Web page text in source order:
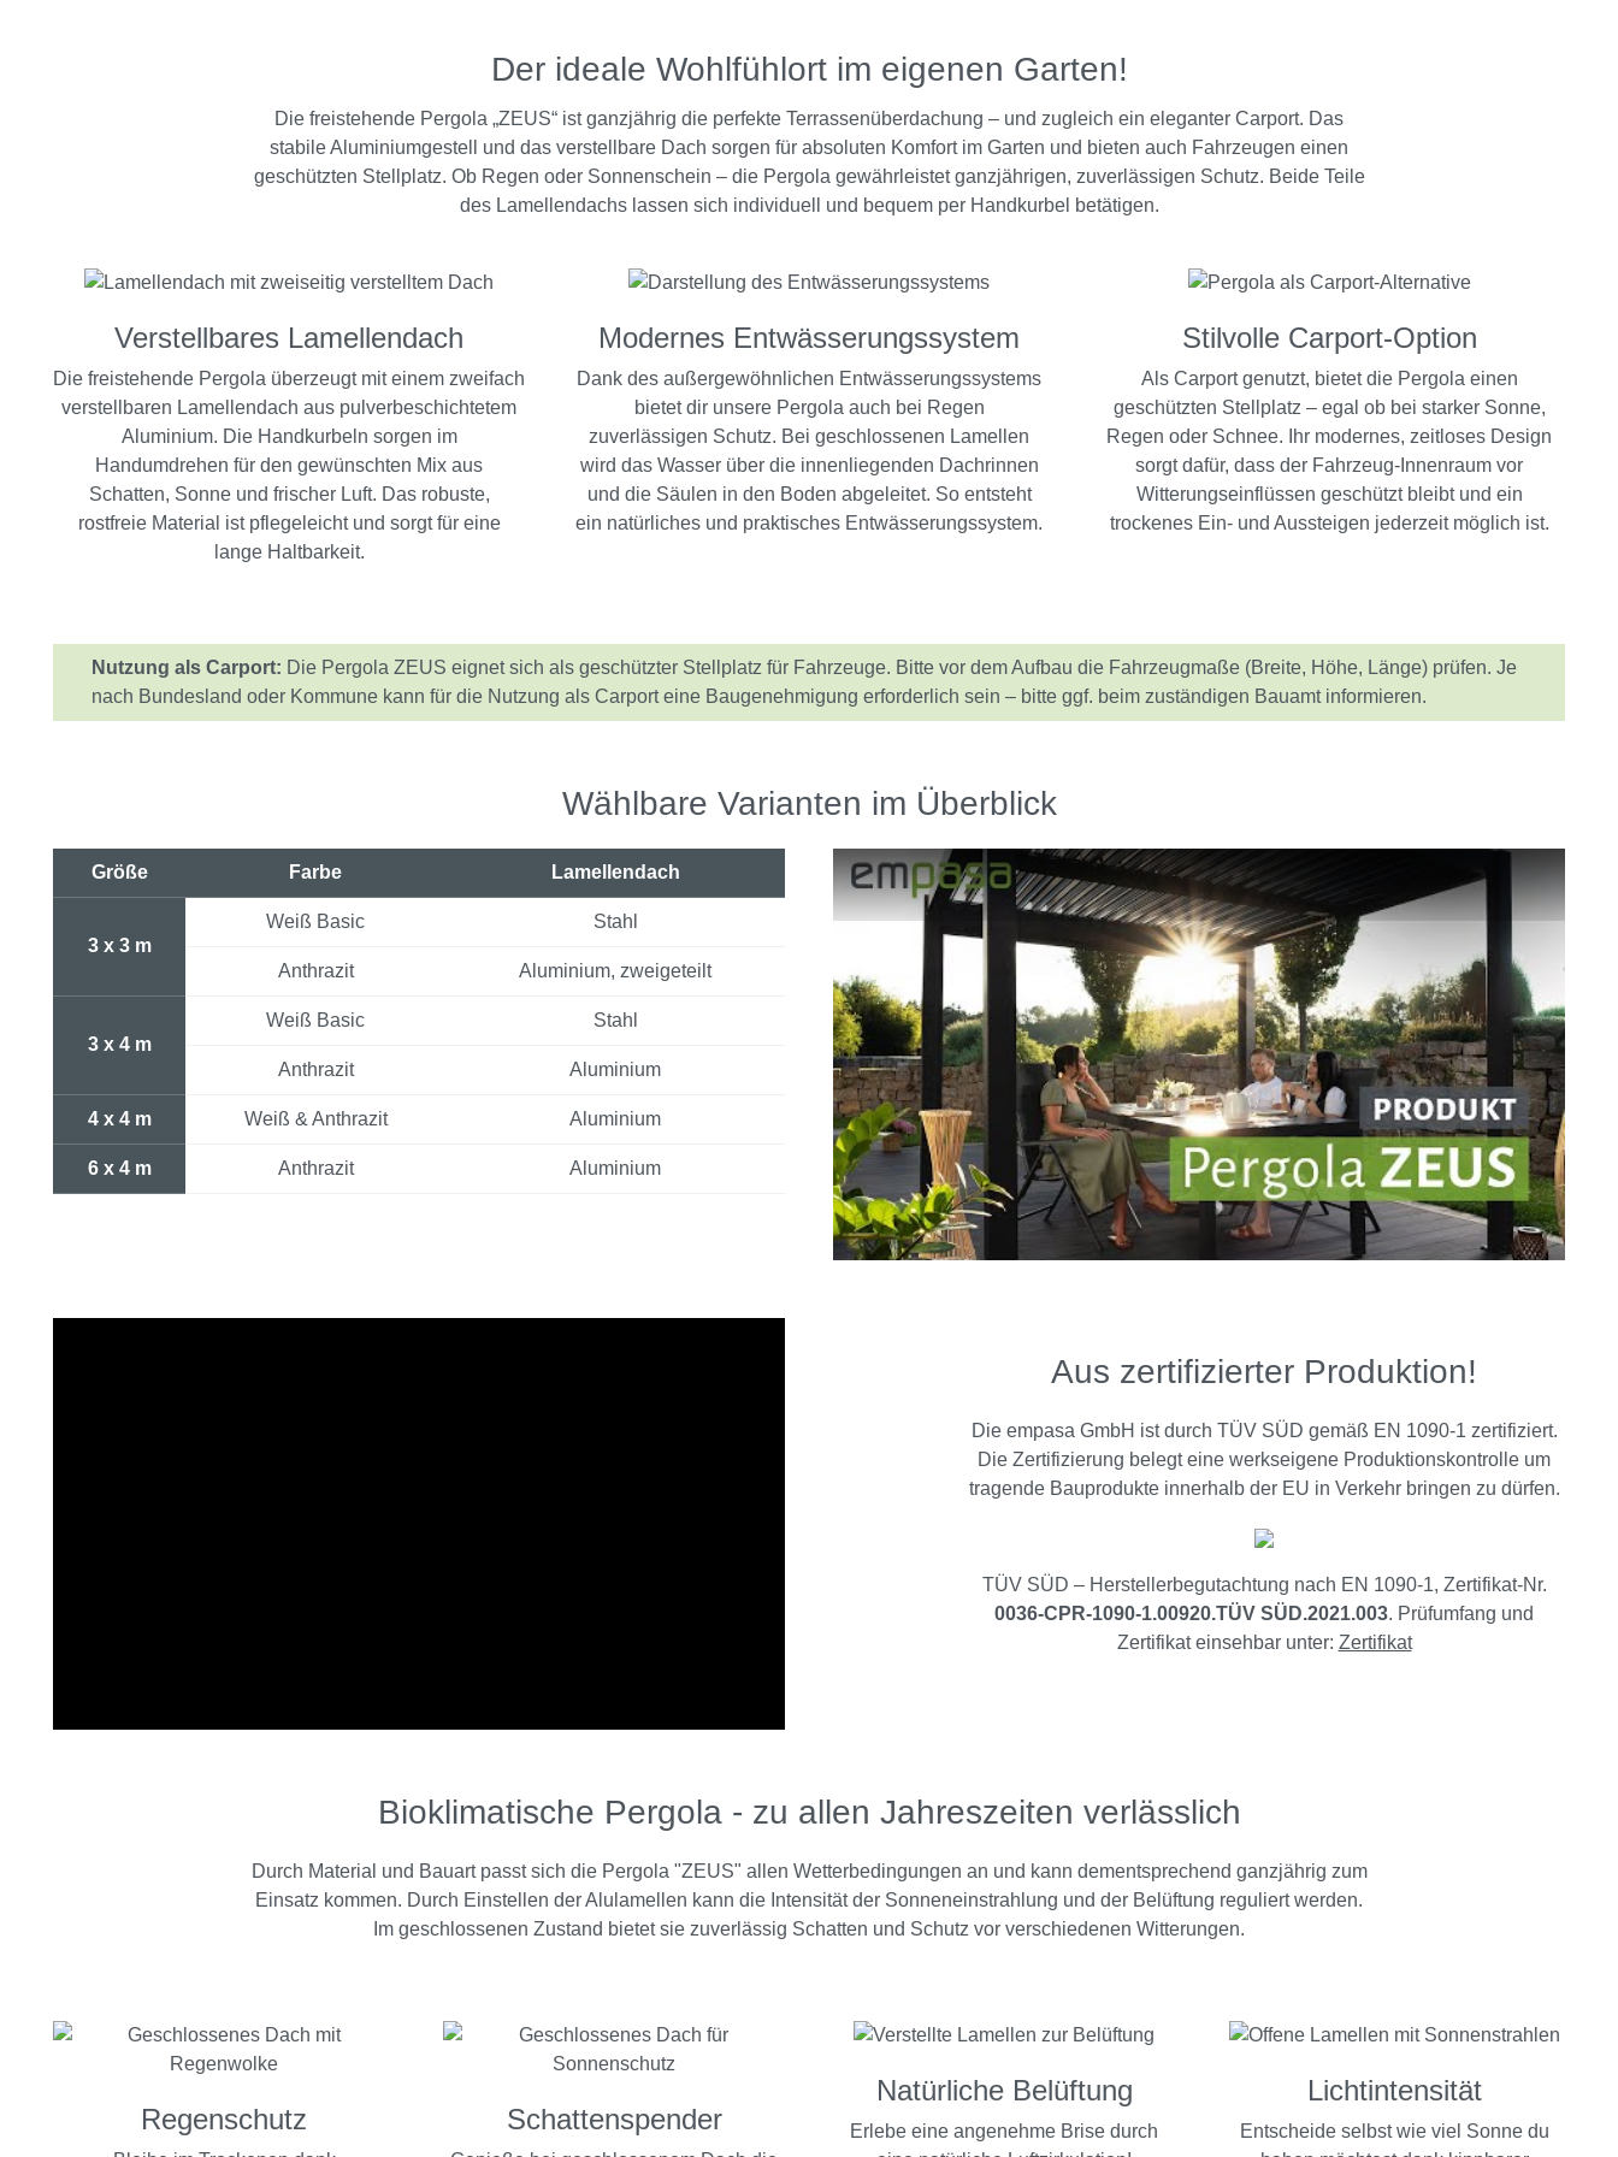
Der ideale Wohlfühlort im eigenen Garten!
Die freistehende Pergola „ZEUS“ ist ganzjährig die perfekte Terrassenüberdachung – und zugleich ein eleganter Carport. Das
stabile Aluminiumgestell und das verstellbare Dach sorgen für absoluten Komfort im Garten und bieten auch Fahrzeugen einen
geschützten Stellplatz. Ob Regen oder Sonnenschein – die Pergola gewährleistet ganzjährigen, zuverlässigen Schutz. Beide Teile
des Lamellendachs lassen sich individuell und bequem per Handkurbel betätigen.
Verstellbares Lamellendach
Die freistehende Pergola überzeugt mit einem zweifach
verstellbaren Lamellendach aus pulverbeschichtetem
Aluminium. Die Handkurbeln sorgen im
Handumdrehen für den gewünschten Mix aus
Schatten, Sonne und frischer Luft. Das robuste,
rostfreie Material ist pflegeleicht und sorgt für eine
lange Haltbarkeit.
Modernes Entwässerungssystem
Dank des außergewöhnlichen Entwässerungssystems
bietet dir unsere Pergola auch bei Regen
zuverlässigen Schutz. Bei geschlossenen Lamellen
wird das Wasser über die innenliegenden Dachrinnen
und die Säulen in den Boden abgeleitet. So entsteht
ein natürliches und praktisches Entwässerungssystem.
Stilvolle Carport-Option
Als Carport genutzt, bietet die Pergola einen
geschützten Stellplatz – egal ob bei starker Sonne,
Regen oder Schnee. Ihr modernes, zeitloses Design
sorgt dafür, dass der Fahrzeug-Innenraum vor
Witterungseinflüssen geschützt bleibt und ein
trockenes Ein- und Aussteigen jederzeit möglich ist.
Nutzung als Carport: Die Pergola ZEUS eignet sich als geschützter Stellplatz für Fahrzeuge. Bitte vor dem Aufbau die Fahrzeugmaße (Breite, Höhe, Länge) prüfen. Je
nach Bundesland oder Kommune kann für die Nutzung als Carport eine Baugenehmigung erforderlich sein – bitte ggf. beim zuständigen Bauamt informieren.
Wählbare Varianten im Überblick
Größe Farbe Lamellendach
3 x 3 m
Weiß Basic Stahl
Anthrazit Aluminium, zweigeteilt
3 x 4 m
Weiß Basic Stahl
Anthrazit Aluminium
4 x 4 m Weiß & Anthrazit Aluminium
6 x 4 m Anthrazit Aluminium
Aus zertifizierter Produktion!
Die empasa GmbH ist durch TÜV SÜD gemäß EN 1090-1 zertifiziert.
Die Zertifizierung belegt eine werkseigene Produktionskontrolle um
tragende Bauprodukte innerhalb der EU in Verkehr bringen zu dürfen.
TÜV SÜD – Herstellerbegutachtung nach EN 1090-1, Zertifikat-Nr.
0036-CPR-1090-1.00920.TÜV SÜD.2021.003. Prüfumfang und
Zertifikat einsehbar unter: Zertifikat
Bioklimatische Pergola - zu allen Jahreszeiten verlässlich
Durch Material und Bauart passt sich die Pergola "ZEUS" allen Wetterbedingungen an und kann dementsprechend ganzjährig zum
Einsatz kommen. Durch Einstellen der Alulamellen kann die Intensität der Sonneneinstrahlung und der Belüftung reguliert werden.
Im geschlossenen Zustand bietet sie zuverlässig Schatten und Schutz vor verschiedenen Witterungen.
Regenschutz Schattenspender
Natürliche Belüftung
Erlebe eine angenehme Brise durch
Lichtintensität
Entscheide selbst wie viel Sonne du